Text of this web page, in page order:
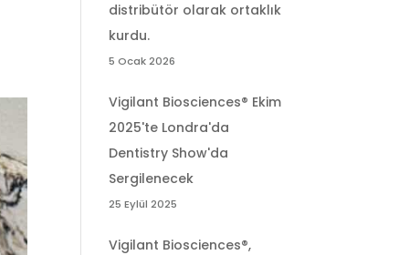
distribütör olarak ortaklık
kurdu.
5 Ocak 2026
Vigilant Biosciences® Ekim
2025'te Londra'da
Dentistry Show'da
Sergilenecek
25 Eylül 2025
Vigilant Biosciences®,